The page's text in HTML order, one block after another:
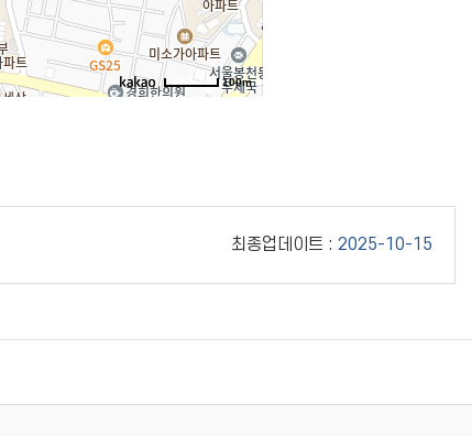
100m
최종업데이트 : 2025-10-15